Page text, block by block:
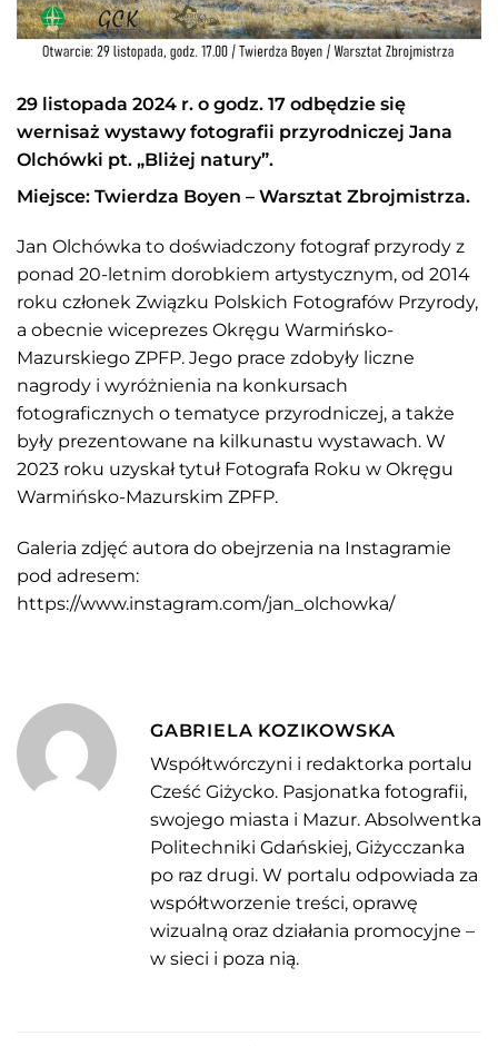
29 listopada 2024 r. o godz. 17 odbędzie się
wernisaż wystawy fotografii przyrodniczej Jana
Olchówki pt. „Bliżej natury”.
Miejsce: Twierdza Boyen – Warsztat Zbrojmistrza.
Jan Olchówka to doświadczony fotograf przyrody z
ponad 20-letnim dorobkiem artystycznym, od 2014
roku członek Związku Polskich Fotografów Przyrody,
a obecnie wiceprezes Okręgu Warmińsko-
Mazurskiego ZPFP. Jego prace zdobyły liczne
nagrody i wyróżnienia na konkursach
fotograficznych o tematyce przyrodniczej, a także
były prezentowane na kilkunastu wystawach. W
2023 roku uzyskał tytuł Fotografa Roku w Okręgu
Warmińsko-Mazurskim ZPFP.
Galeria zdjęć autora do obejrzenia na Instagramie
pod adresem:
https://www.instagram.com/jan_olchowka/
GABRIELA KOZIKOWSKA
Współtwórczyni i redaktorka portalu
Cześć Giżycko. Pasjonatka fotografii,
swojego miasta i Mazur. Absolwentka
Politechniki Gdańskiej, Giżycczanka
po raz drugi. W portalu odpowiada za
współtworzenie treści, oprawę
wizualną oraz działania promocyjne –
w sieci i poza nią.